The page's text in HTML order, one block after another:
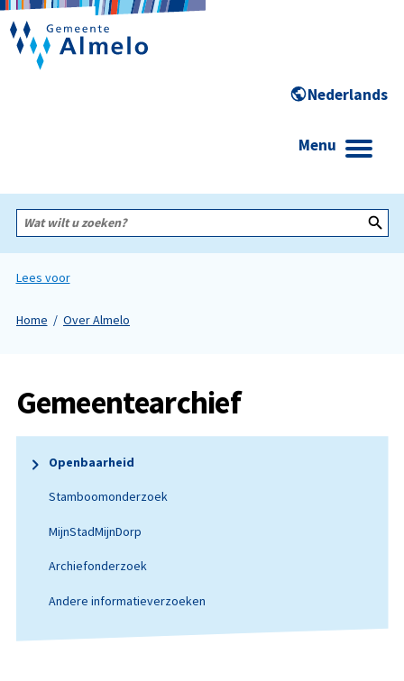
Menu
Wat
wilt
zoeken?
Lees voor
Home Over Almelo
Gemeentearchief
Openbaarheid
Stamboomonderzoek
MijnStadMijnDorp
Archiefonderzoek
Andere informatieverzoeken